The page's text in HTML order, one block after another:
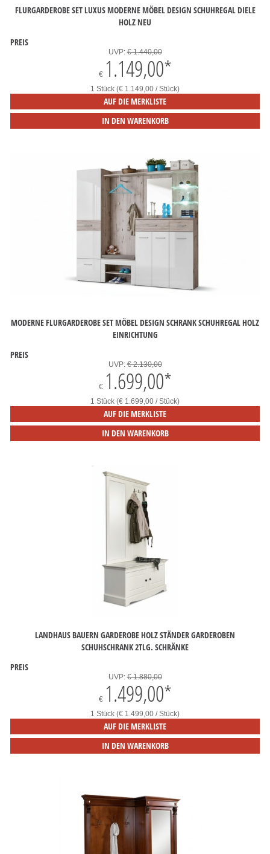
FLURGARDEROBE SET LUXUS MODERNE MÖBEL DESIGN SCHUHREGAL DIELE
HOLZ NEU
PREIS
UVP:€ 1.440,00
€ 1.149,00*
1 Stück (€ 1.149,00 / Stück)
AUF DIE MERKLISTE
IN DEN WARENKORB
MODERNE FLURGARDEROBE SET MÖBEL DESIGN SCHRANK SCHUHREGAL HOLZ
EINRICHTUNG
PREIS
UVP:€ 2.130,00
€ 1.699,00*
1 Stück (€ 1.699,00 / Stück)
AUF DIE MERKLISTE
IN DEN WARENKORB
LANDHAUS BAUERN GARDEROBE HOLZ STÄNDER GARDEROBEN
SCHUHSCHRANK 2TLG. SCHRÄNKE
PREIS
UVP:€ 1.880,00
€ 1.499,00*
1 Stück (€ 1.499,00 / Stück)
AUF DIE MERKLISTE
IN DEN WARENKORB